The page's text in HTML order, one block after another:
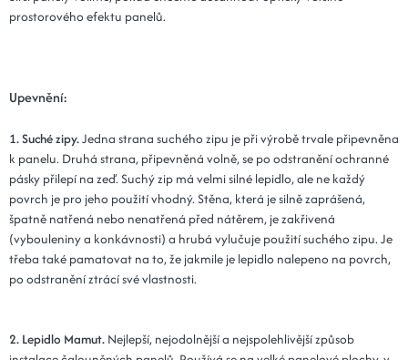
prostorového efektu panelů.
Upevnění:
1. Suché zipy.Jedna strana suchého zipu je při výrobě trvale připevněna
k panelu. Druhá strana, připevněná volně, se po odstranění ochranné
pásky přilepí na zeď. Suchý zip má velmi silné lepidlo, ale ne každý
povrch je pro jeho použití vhodný. Stěna, která je silně zaprášená,
špatně natřená nebo nenatřená před nátěrem, je zakřivená
(vybouleniny a konkávnosti) a hrubá vylučuje použití suchého zipu. Je
třeba také pamatovat na to, že jakmile je lepidlo nalepeno na povrch,
po odstranění ztrácí své vlastnosti.
2. Lepidlo Mamut. Nejlepší, nejodolnější a nejspolehlivější způsob